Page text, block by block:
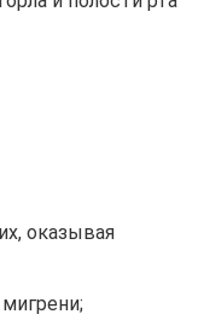
оказывая